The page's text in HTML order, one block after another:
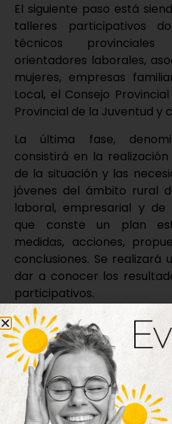
El siguiente paso está
talleres participativos
técnicos provinciales
orientadores laborales,
mujeres, empresas
Local, el Consejo
Provincial de la Juventud y
La última fase,
consistirá en la
de la situación y las
jóvenes del ámbito rural
laboral, empresarial y
que conste un plan
medidas, acciones,
conclusiones. Se realizará
dar a conocer los
participativos.
Nueva
disponible